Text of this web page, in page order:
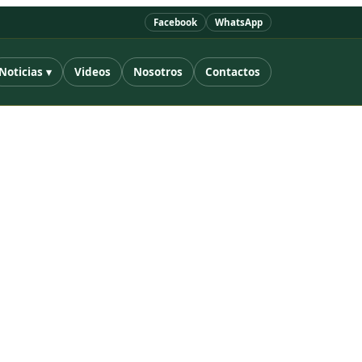
Facebook WhatsApp
Noticias ▾ Videos Nosotros Contactos